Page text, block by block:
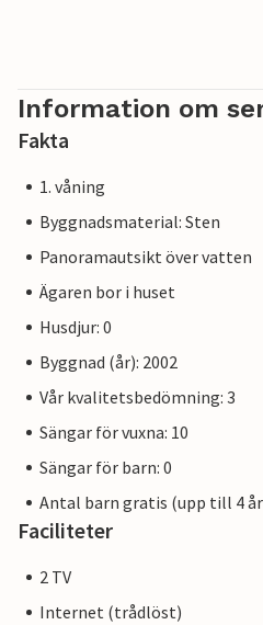
Information om
Fakta
1. våning
Byggnadsmaterial: Sten
Panoramautsikt över vatten
Ägaren bor i huset
Husdjur: 0
Byggnad (år): 2002
Vår kvalitetsbedömning: 3
Sängar för vuxna: 10
Sängar för barn: 0
Antal barn gratis (upp till 4
Faciliteter
2 TV
Internet (trådlöst)